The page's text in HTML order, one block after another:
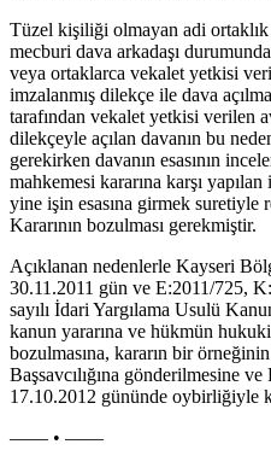
Tüzel kişiliği olmayan adi ortaklık
mecburi dava arkadaşı
veya ortaklarca vekalet yetkisi
imzalanmış dilekçe ile dava
tarafından vekalet yetkisi verilen
dilekçeyle açılan davanın bu
gerekirken davanın esasının
mahkemesi kararına karşı
yine işin esasına girmek suretiyle
Kararının bozulması gerekmiştir.
Açıklanan nedenlerle Kayseri
30.11.2011 gün ve E:2011/725,
sayılı İdari Yargılama Usulü
kanun yararına ve hükmün
bozulmasına, kararın bir
Başsavcılığına gönderilmesine
17.10.2012 gününde oybirliğiyle
—— • ——